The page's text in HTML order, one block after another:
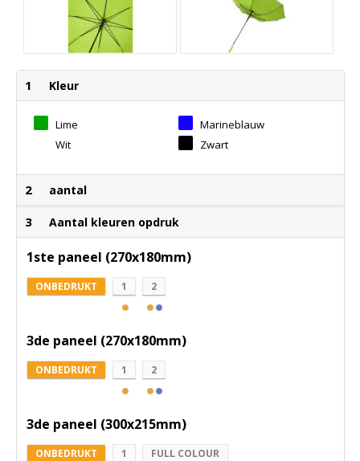
1 Kleur
Lime
Marineblauw
Wit
Zwart
2 aantal
3 Aantal kleuren opdruk
1ste paneel (270x180mm)
ONBEDRUKT 1 2
3de paneel (270x180mm)
ONBEDRUKT 1 2
3de paneel (300x215mm)
ONBEDRUKT 1 FULL COLOUR